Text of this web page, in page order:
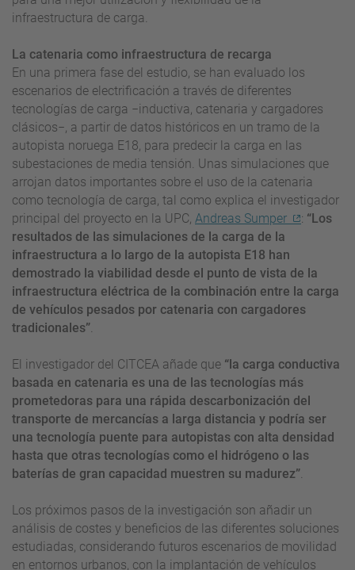
infraestructura de carga.
La catenaria como infraestructura de recarga
En una primera fase del estudio, se han evaluado los
escenarios de electrificación a través de diferentes
tecnologías de carga −inductiva, catenaria y cargadores
clásicos−, a partir de datos históricos en un tramo de la
autopista noruega E18, para predecir la carga en las
subestaciones de media tensión. Unas simulaciones que
arrojan datos importantes sobre el uso de la catenaria
como tecnología de carga, tal como explica el investigador
principal del proyecto en la UPC, Andreas Sumper : “Los
resultados de las simulaciones de la carga de la
infraestructura a lo largo de la autopista E18 han
demostrado la viabilidad desde el punto de vista de la
infraestructura eléctrica de la combinación entre la carga
de vehículos pesados por catenaria con cargadores
tradicionales”.
El investigador del CITCEA añade que “la carga conductiva
basada en catenaria es una de las tecnologías más
prometedoras para una rápida descarbonización del
transporte de mercancías a larga distancia y podría ser
una tecnología puente para autopistas con alta densidad
hasta que otras tecnologías como el hidrógeno o las
baterías de gran capacidad muestren su madurez”.
Los próximos pasos de la investigación son añadir un
análisis de costes y beneficios de las diferentes soluciones
estudiadas, considerando futuros escenarios de movilidad
en entornos urbanos, con la implantación de vehículos